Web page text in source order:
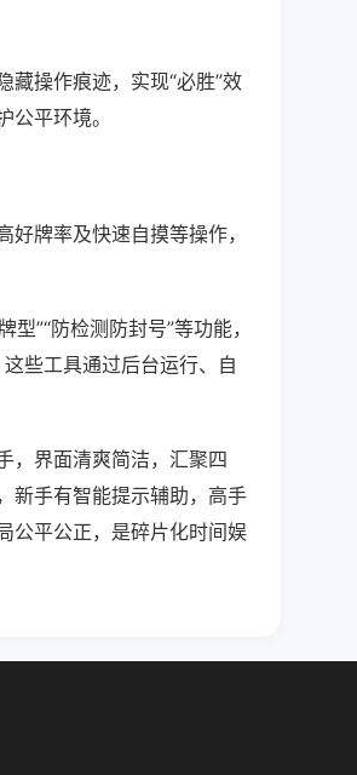
藏操作痕迹，实现“必胜”效
平环境。
牌率及快速自摸等操作，
”“防检测防封号”等功能，
些工具通过后台运行、自
，界面清爽简洁，汇聚四
新手有智能提示辅助，高手
公平公正，是碎片化时间娱